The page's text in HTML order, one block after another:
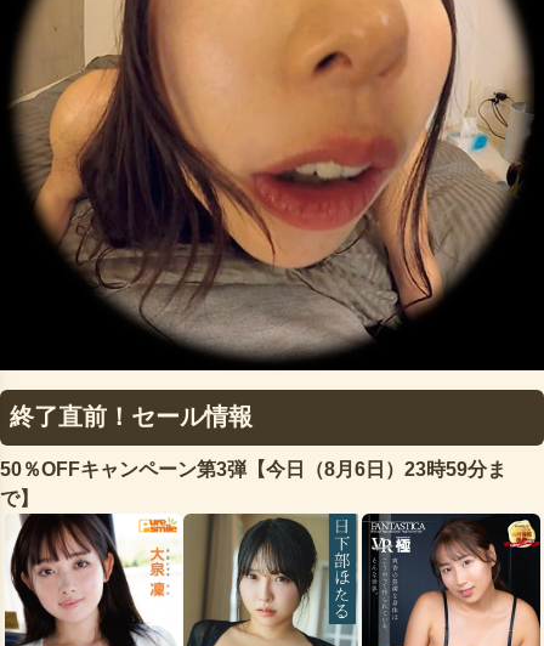
終了直前！セール情報
50％OFFキャンペーン第3弾【今日（8月6日）23時59分ま
で】